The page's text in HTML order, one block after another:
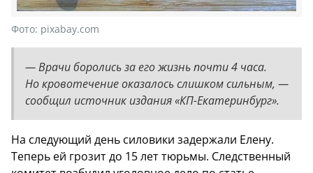
Фото: pixabay.com
— Врачи боролись за его жизнь почти 4 часа.
Но кровотечение оказалось слишком сильным, —
сообщил источник издания «КП-Екатеринбург».
На следующий день силовики задержали Елену.
Теперь ей грозит до 15 лет тюрьмы. Следственный